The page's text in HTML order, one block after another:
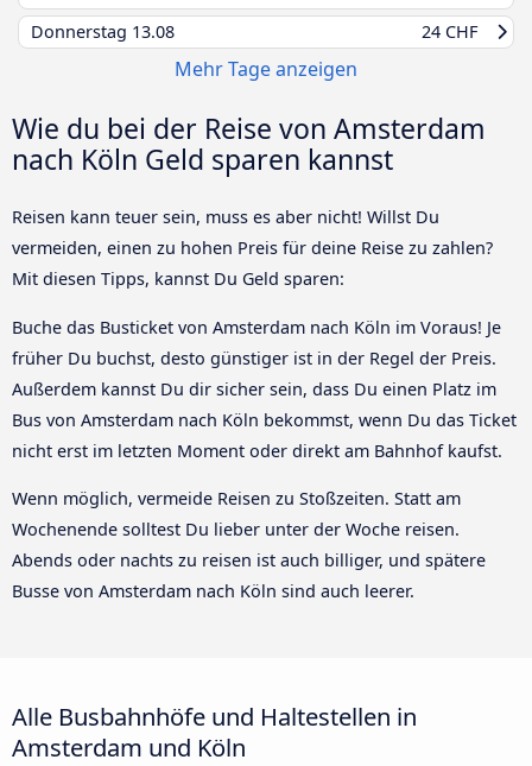
Donnerstag 13.08 24 CHF
Mehr Tage anzeigen
Wie du bei der Reise von Amsterdam
nach Köln Geld sparen kannst
Reisen kann teuer sein, muss es aber nicht! Willst Du
vermeiden, einen zu hohen Preis für deine Reise zu zahlen?
Mit diesen Tipps, kannst Du Geld sparen:
Buche das Busticket von Amsterdam nach Köln im Voraus! Je
früher Du buchst, desto günstiger ist in der Regel der Preis.
Außerdem kannst Du dir sicher sein, dass Du einen Platz im
Bus von Amsterdam nach Köln bekommst, wenn Du das Ticket
nicht erst im letzten Moment oder direkt am Bahnhof kaufst.
Wenn möglich, vermeide Reisen zu Stoßzeiten. Statt am
Wochenende solltest Du lieber unter der Woche reisen.
Abends oder nachts zu reisen ist auch billiger, und spätere
Busse von Amsterdam nach Köln sind auch leerer.
Alle Busbahnhöfe und Haltestellen in
Amsterdam und Köln